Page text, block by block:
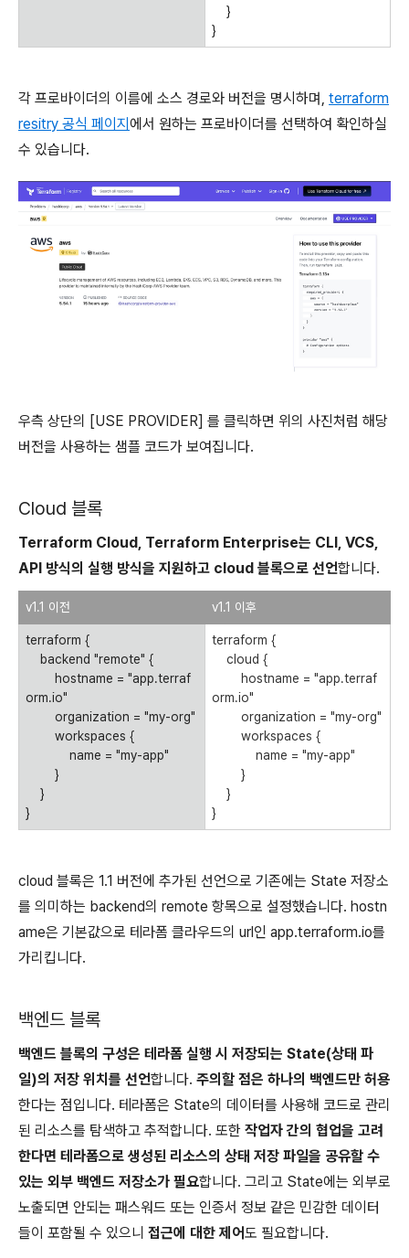
}
}
각 프로바이더의 이름에 소스 경로와 버전을 명시하며, terraform
resitry 공식 페이지에서 원하는 프로바이더를 선택하여 확인하실
수 있습니다.
우측 상단의 [USE PROVIDER] 를 클릭하면 위의 사진처럼 해당
버전을 사용하는 샘플 코드가 보여집니다.
Cloud 블록
Terraform Cloud, Terraform Enterprise는 CLI, VCS,
API 방식의 실행 방식을 지원하고 cloud 블록으로 선언합니다.
v1.1 이전 v1.1 이후
terraform {
backend "remote" {
hostname = "app.terraf
orm.io"
organization = "my-org"
workspaces {
name = "my-app"
}
}
}
terraform {
cloud {
hostname = "app.terraf
orm.io"
organization = "my-org"
workspaces {
name = "my-app"
}
}
}
cloud 블록은 1.1 버전에 추가된 선언으로 기존에는 State 저장소
를 의미하는 backend의 remote 항목으로 설정했습니다. hostn
ame은 기본값으로 테라폼 클라우드의 url인 app.terraform.io를
가리킵니다.
백엔드 블록
백엔드 블록의 구성은 테라폼 실행 시 저장되는 State(상태 파
일)의 저장 위치를 선언합니다. 주의할 점은 하나의 백엔드만 허용
한다는 점입니다. 테라폼은 State의 데이터를 사용해 코드로 관리
된 리소스를 탐색하고 추적합니다. 또한 작업자 간의 협업을 고려
한다면 테라폼으로 생성된 리소스의 상태 저장 파일을 공유할 수
있는 외부 백엔드 저장소가 필요합니다. 그리고 State에는 외부로
노출되면 안되는 패스워드 또는 인증서 정보 같은 민감한 데이터
들이 포함될 수 있으니 접근에 대한 제어도 필요합니다.